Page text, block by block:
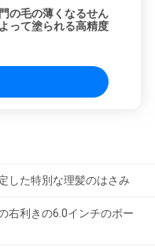
の毛の薄くなるせん
って塗られる高精度
した特別な理髪のはさみ
右利きの6.0インチのボー